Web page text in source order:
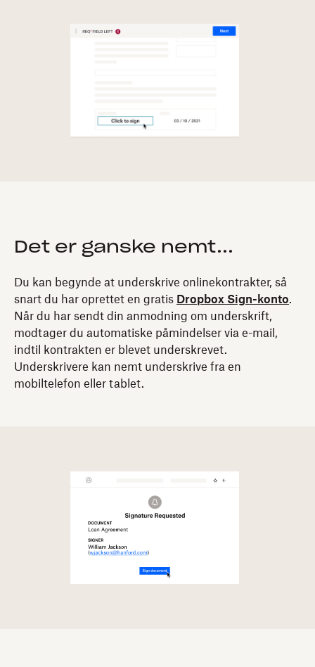
Det er ganske nemt...
Du kan begynde at underskrive onlinekontrakter, så
snart du har oprettet en gratis Dropbox Sign-konto.
Når du har sendt din anmodning om underskrift,
modtager du automatiske påmindelser via e-mail,
indtil kontrakten er blevet underskrevet.
Underskrivere kan nemt underskrive fra en
mobiltelefon eller tablet.